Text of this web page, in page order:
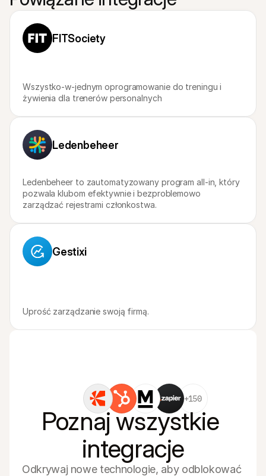
FITSociety
Wszystko-w-jednym oprogramowanie do treningu i
żywienia dla trenerów personalnych
Ledenbeheer
Ledenbeheer to zautomatyzowany program all-in, który
pozwala klubom efektywnie i bezproblemowo
zarządzać rejestrami członkostwa.
Gestixi
Uprość zarządzanie swoją firmą.
+150
Poznaj wszystkie
integracje
Odkrywaj nowe technologie, aby odblokować
Dla kupujących
bankowym
Dla klientów Mollie
Skontaktuj się z naszym zespołem wsparcia klienta
Skontaktuj się z działem sprzedaży